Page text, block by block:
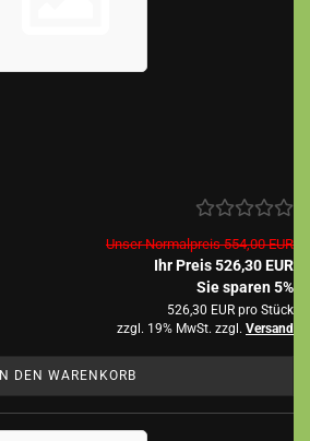
Unser Normalpreis 554,00 EUR
Ihr Preis 526,30 EUR
Sie sparen 5%
526,30 EUR pro Stück
zzgl. 19% MwSt. zzgl. Versand
IN DEN WARENKORB